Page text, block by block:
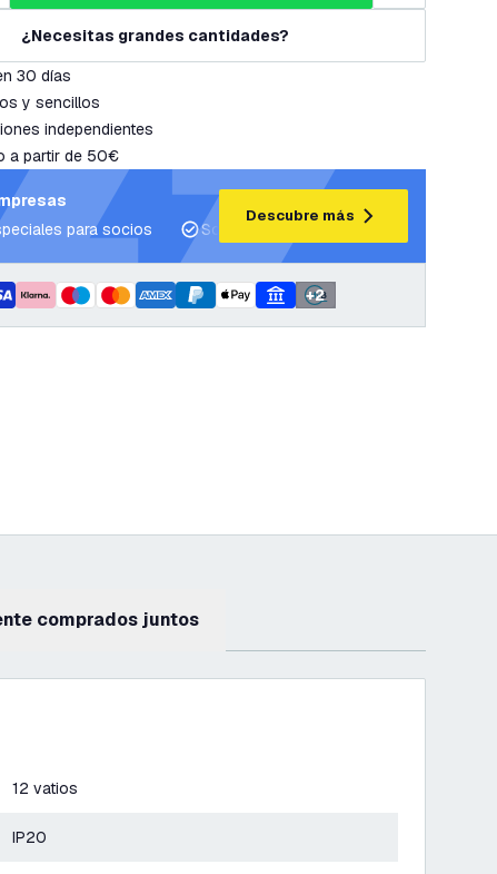
¿Necesitas grandes cantidades?
30 días
y sencillos
independientes
a partir de 50€
para socios
Soporte para proyectos y planes de
Descubre más
+2
comprados juntos
12 vatios
IP20